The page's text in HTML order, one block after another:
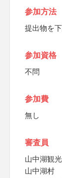
参加方法
提出物を
参加資格
不問
参加費
無し
審査員
山中湖観
山中湖村